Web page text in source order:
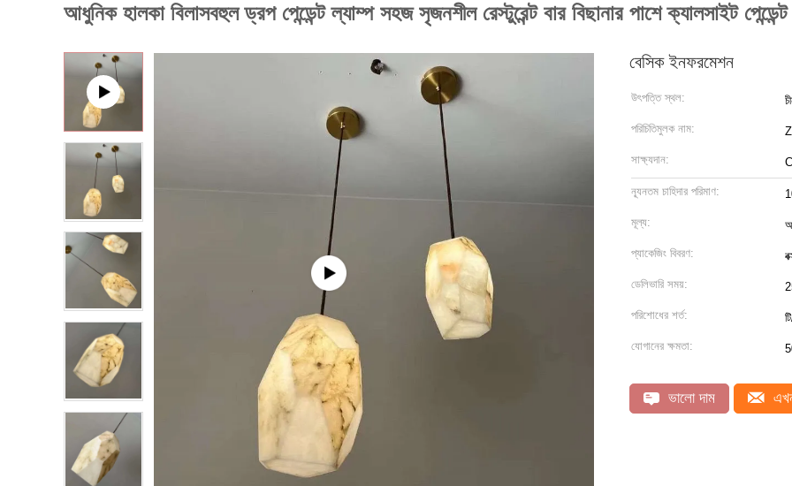
আধুনিক হালকা বিলাসবহুল ড্রপ পেন্ডেন্ট ল্যাম্প সহজ সৃজনশীল রেস্টুরেন্ট বার বিছানার পাশে ক্যালসাইট
বেসিক ইনফরমেশন
উৎপত্তি স্থল:
পরিচিতিমুলক নাম:
সাক্ষ্যদান:
ন্যূনতম চাহিদার পরিমাণ:
মূল্য:
প্যাকেজিং বিবরণ:
ডেলিভারি সময়:
পরিশোধের শর্ত:
যোগানের ক্ষমতা:
ভালো দাম